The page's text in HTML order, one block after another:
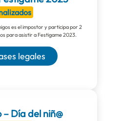
es el impostor y participa por 2
para asistir a Festigame 2023.
legales
Día del niñ@